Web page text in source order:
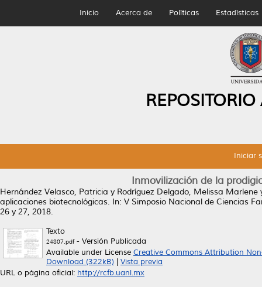
Inicio Acerca de Políticas Estadísticas
Iniciar
Inmovilización de la
Hernández Velasco, Patricia y Rodríguez Delgado, Melissa Marlene
aplicaciones biotecnológicas. In: V Simposio Nacional de Ciencias
26 y 27, 2018.
Texto
24807.pdf- Versión Publicada
Available under License Creative Commons Attribution
Download (322kB)
Vista previa
URL o página oficial: http://rcfb.uanl.mx